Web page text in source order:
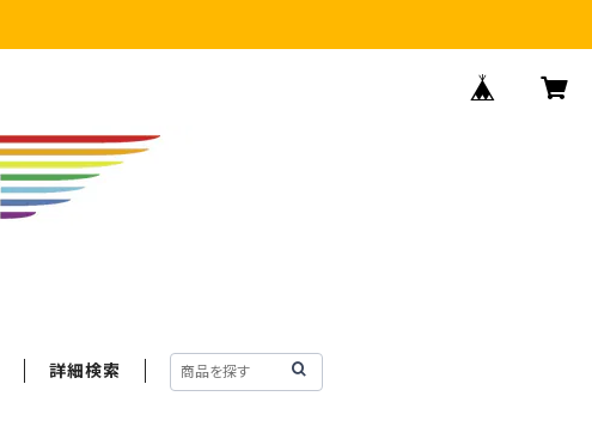
詳細検索